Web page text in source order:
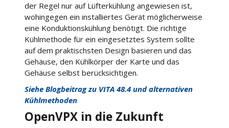
der Regel nur auf Lüfterkühlung angewiesen ist,
wohingegen ein installiertes Gerät möglicherweise
eine Konduktionskühlung benötigt. Die richtige
Kühlmethode für ein eingesetztes System sollte
auf dem praktischsten Design basieren und das
Gehäuse, den Kühlkörper der Karte und das
Gehäuse selbst berücksichtigen.
Siehe Blogbeitrag zu VITA 48.4 und alternativen
Kühlmethoden
OpenVPX in die Zukunft